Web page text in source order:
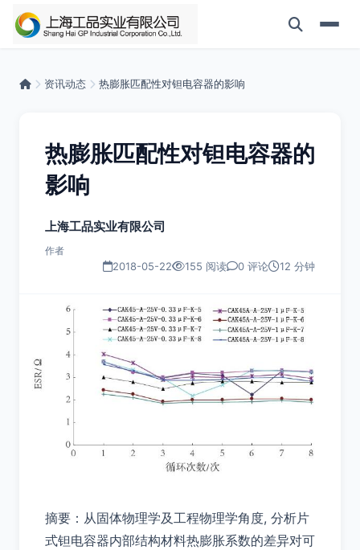
资讯动态 热膨胀匹配性对钽电容器的影响
热膨胀匹配性对钽电容器的
影响
上海工品实业有限公司
作者
2018-05-22 155 阅读 0 评论 12 分钟
摘要：从固体物理学及工程物理学角度, 分析片
式钽电容器内部结构材料热膨胀系数的差异对可